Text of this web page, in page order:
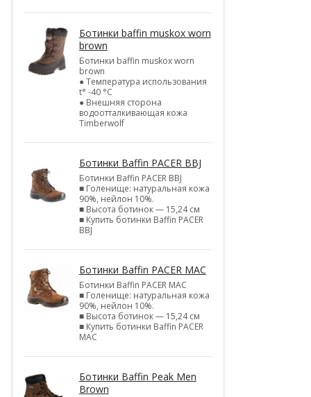
Ботинки baffin muskox worn
brown
Ботинки baffin muskox worn
brown
● Температура использования
t° -40 °C
● Внешняя сторона
водоотталкивающая кожа
Timberwolf
Ботинки Baffin PACER BBJ
Ботинки Baffin PACER BBJ
■ Голенище: натуральная кожа
90%, нейлон 10%.
■ Высота ботинок — 15,24 см
■ Купить ботинки Baffin PACER
BBJ
Ботинки Baffin PACER MAC
Ботинки Baffin PACER MAC
■ Голенище: натуральная кожа
90%, нейлон 10%.
■ Высота ботинок — 15,24 см
■ Купить ботинки Baffin PACER
MAC
Ботинки Baffin Peak Men
Brown